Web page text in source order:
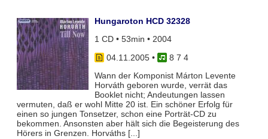
Hungaroton HCD 32328
1 CD • 53min • 2004
04.11.2005•
8 7 4
Wann der Komponist Márton Levente
Horváth geboren wurde, verrät das
Booklet nicht; Andeutungen lassen
vermuten, daß er wohl Mitte 20 ist. Ein schöner Erfolg für
einen so jungen Tonsetzer, schon eine Porträt-CD zu
bekommen. Ansonsten aber hält sich die Begeisterung des
Hörers in Grenzen. Horváths [...]